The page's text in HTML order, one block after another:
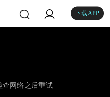
下载APP
查网络之后重试